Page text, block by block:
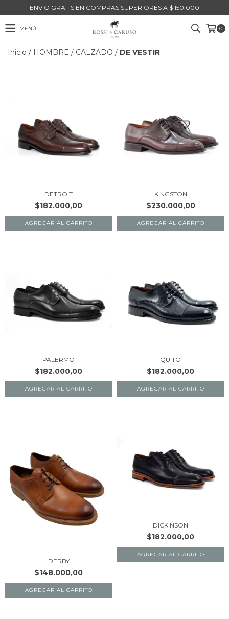
ENVÍO GRATIS EN COMPRAS SUPERIORES A $ 150.000
MENÚ 0
Inicio / HOMBRE / CALZADO / DE VESTIR
DETROIT
$182.000,00
AGREGAR AL CARRITO
KINGSTON
$230.000,00
AGREGAR AL CARRITO
PALERMO
$182.000,00
AGREGAR AL CARRITO
QUITO
$182.000,00
AGREGAR AL CARRITO
DERBY
$148.000,00
AGREGAR AL CARRITO
DICKINSON
$182.000,00
AGREGAR AL CARRITO